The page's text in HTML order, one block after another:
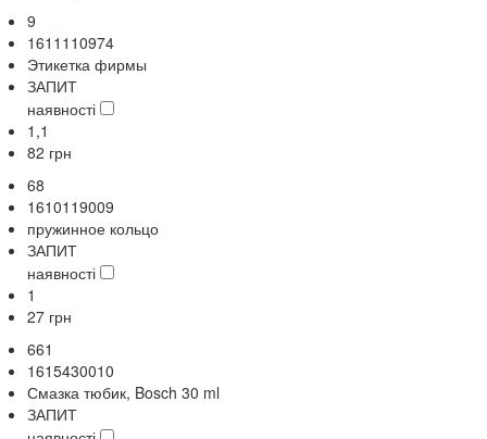
9
1611110974
Этикетка фирмы
ЗАПИТ
наявності
1,1
82 грн
68
1610119009
пружинное кольцо
ЗАПИТ
наявності
1
27 грн
661
1615430010
Смазка тюбик, Bosch 30 ml
ЗАПИТ